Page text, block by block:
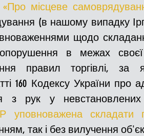
Поліція Ситуаційний
Добровільна пожежна
захист ДФТГ
місцеве
(в нашому випадку
щодо
в межах своєї
правил торгівлі, за
160 Кодексу України про
з рук у
уповноважена складати
так і без вилучення